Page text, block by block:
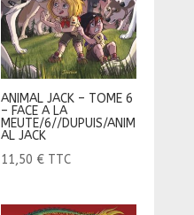
ANIMAL JACK – TOME 6
– FACE A LA
MEUTE/6//DUPUIS/ANIM
AL JACK
11,50 € TTC